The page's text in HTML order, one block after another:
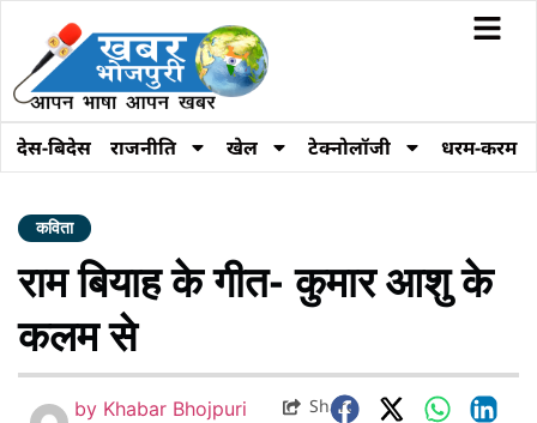
देस-बिदेस राजनीति खेल टेक्नोलॉजी धरम-करम
कविता
राम बियाह के गीत- कुमार आशु के
कलम से
by Khabar Bhojpuri
Share